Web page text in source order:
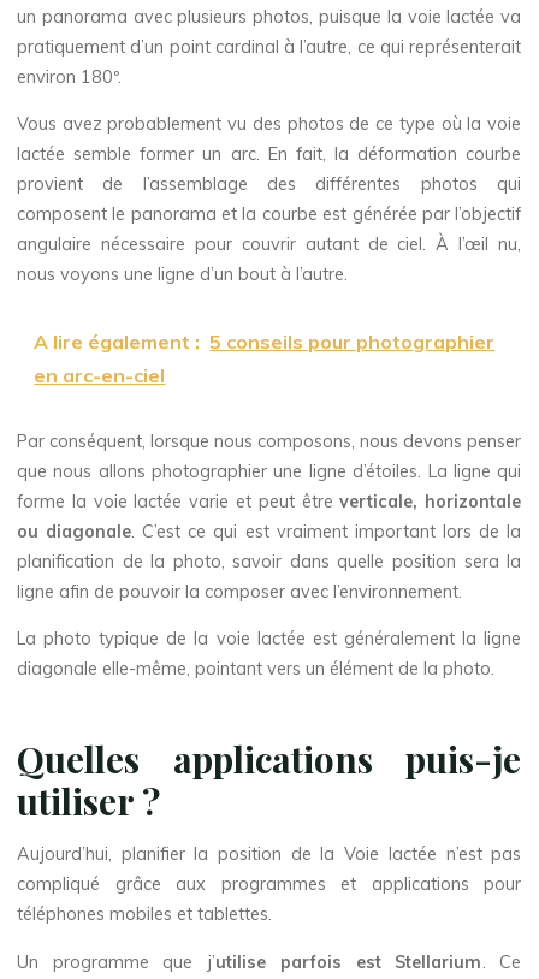
un panorama avec plusieurs photos, puisque la voie lactée va
pratiquement d’un point cardinal à l’autre, ce qui représenterait
environ 180º.
Vous avez probablement vu des photos de ce type où la voie
lactée semble former un arc. En fait, la déformation courbe
provient de l’assemblage des différentes photos qui
composent le panorama et la courbe est générée par l’objectif
angulaire nécessaire pour couvrir autant de ciel. À l’œil nu,
nous voyons une ligne d’un bout à l’autre.
A lire également : 5 conseils pour photographier
en arc-en-ciel
Par conséquent, lorsque nous composons, nous devons penser
que nous allons photographier une ligne d’étoiles. La ligne qui
forme la voie lactée varie et peut êtreverticale, horizontale
ou diagonale . C’est ce qui est vraiment important lors de la
planification de la photo, savoir dans quelle position sera la
ligne afin de pouvoir la composer avec l’environnement.
La photo typique de la voie lactée est généralement la ligne
diagonale elle-même, pointant vers un élément de la photo.
Quelles applications puis-je
utiliser ?
Aujourd’hui, planifier la position de la Voie lactée n’est pas
compliqué grâce aux programmes et applications pour
téléphones mobiles et tablettes.
Un programme que j’utilise parfois est Stellarium
. Ce